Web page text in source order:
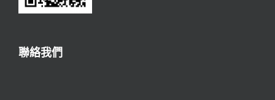
聯絡我們